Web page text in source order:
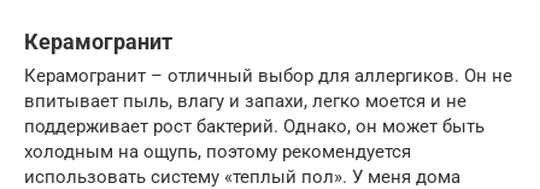
Керамогранит
Керамогранит – отличный выбор для аллергиков. Он не
впитывает пыль, влагу и запахи, легко моется и не
поддерживает рост бактерий. Однако, он может быть
холодным на ощупь, поэтому рекомендуется
использовать систему «теплый пол». У меня дома